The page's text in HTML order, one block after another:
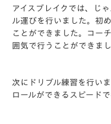
アイスブレイクでは、じ
ル運びを行いました。初
ことができました。コー
囲気で行うことができまし
次にドリブル練習を行い
ロールができるスピード